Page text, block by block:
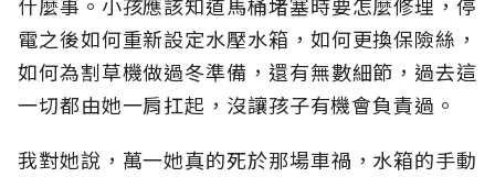
電之後如何重新設定水壓水箱，如何更換保險絲，
如何為割草機做過冬準備，還有無數細節，過去這
一切都由她一肩扛起，沒讓孩子有機會負責過。
我對她說，萬一她真的死於那場車禍，水箱的手動